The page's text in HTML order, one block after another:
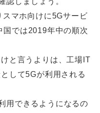
マホ向けに5Gサービ
国では2019年中の順次
と言うよりは、工場IT
して5Gが利用される
用できるようになるの